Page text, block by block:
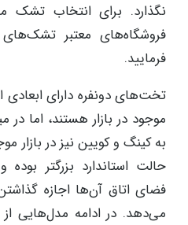
نگذارد. برای انتخاب تشک
فروشگاه‌های معتبر تشک‌های
فرمایید.
تخت‌های دونفره دارای
موجود در بازار هستند، اما
به کینگ و کویین نیز در بازار
حالت استاندارد بزرگتر
فضای اتاق آن‌ها اجازه
می‌دهد. در ادامه مدل‌هایی از